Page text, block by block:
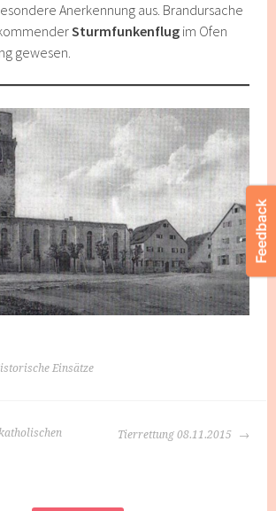
Anerkennung aus. Brandursache
Sturmfunkenflug im Ofen
gewesen.
Einsätze
Tierrettung 08.11.2015